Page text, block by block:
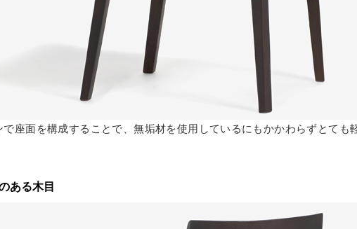
座面を構成することで、無垢材を使用しているにもかかわらずとても
ある木目